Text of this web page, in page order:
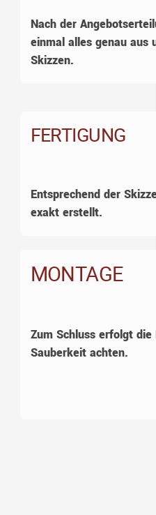
Nach der
einmal alles genau aus
Skizzen.
FERTIGUNG
Entsprechend der
exakt erstellt.
MONTAGE
Zum Schluss erfolgt
Sauberkeit achten.